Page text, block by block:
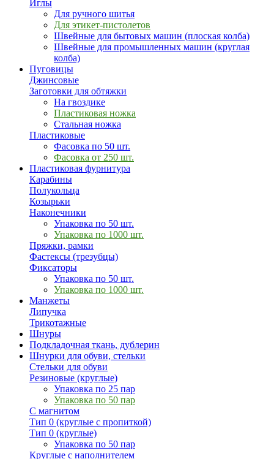
Иглы
Для ручного шитья
Для этикет-пистолетов
Швейные для бытовых машин (плоская колба)
Швейные для промышленных машин (круглая
колба)
Пуговицы
Джинсовые
Заготовки для обтяжки
На гвоздике
Пластиковая ножка
Стальная ножка
Пластиковые
Фасовка по 50 шт.
Фасовка от 250 шт.
Пластиковая фурнитура
Карабины
Полукольца
Козырьки
Наконечники
Упаковка по 50 шт.
Упаковка по 1000 шт.
Пряжки, рамки
Фастексы (трезубцы)
Фиксаторы
Упаковка по 50 шт.
Упаковка по 1000 шт.
Манжеты
Липучка
Трикотажные
Шнуры
Подкладочная ткань, дублерин
Шнурки для обуви, стельки
Стельки для обуви
Резиновые (круглые)
Упаковка по 25 пар
Упаковка по 50 пар
С магнитом
Тип 0 (круглые с пропиткой)
Тип 0 (круглые)
Упаковка по 50 пар
Круглые с наполнителем